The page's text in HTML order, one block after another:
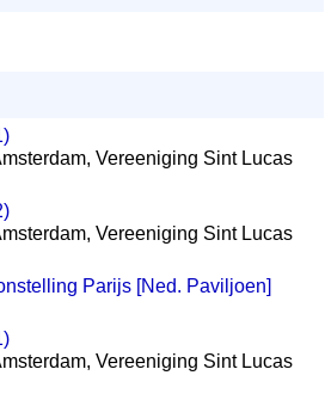
Vereeniging Sint Lucas
Vereeniging Sint Lucas
Parijs [Ned. Paviljoen]
Vereeniging Sint Lucas